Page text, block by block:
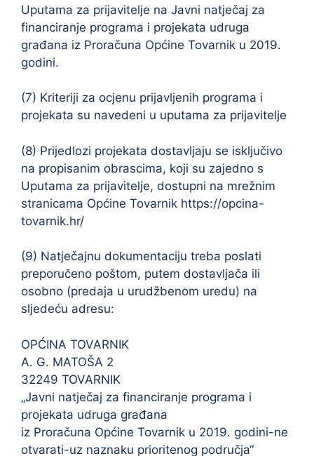
Uputama za prijavitelje na Javni natječaj za
financiranje programa i projekata udruga
građana iz Proračuna Općine Tovarnik u 2019.
godini.
(7) Kriteriji za ocjenu prijavljenih programa i
projekata su navedeni u uputama za prijavitelje
(8) Prijedlozi projekata dostavljaju se isključivo
na propisanim obrascima, koji su zajedno s
Uputama za prijavitelje, dostupni na mrežnim
stranicama Općine Tovarnik https://opcina-
tovarnik.hr/
(9) Natječajnu dokumentaciju treba poslati
preporučeno poštom, putem dostavljača ili
osobno (predaja u urudžbenom uredu) na
sljedeću adresu:
OPĆINA TOVARNIK
A. G. MATOŠA 2
32249 TOVARNIK
„Javni natječaj za financiranje programa i
projekata udruga građana
iz Proračuna Općine Tovarnik u 2019. godini-ne
otvarati-uz naznaku prioritenog područja“